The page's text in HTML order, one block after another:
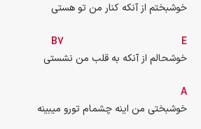
خوشبختم از آنکه کنار من تو هستی
B7
E
خوشحالم از آنکه به قلب من نشستی
A
   خوشبختی من اینه چشمام تورو میبینه